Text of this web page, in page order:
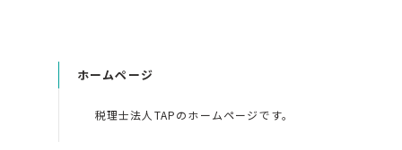
ホームページ
税理士法人TAPのホームページです。